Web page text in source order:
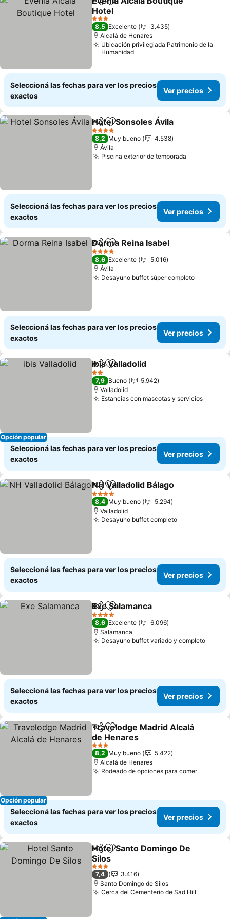
CompartirAñadir a favoritos
Hotel
Ver precios
3 Estrellas
8,5 Excelente
3.435
Alcalá de Henares
Ubicación privilegiada Patrimonio de la
Humanidad
Seleccioná las fechas para ver los precios
exactos
Ver precios
CompartirAñadir a favoritos
Hotel Sonsoles Ávila
4 Estrellas
8,2 Muy bueno
4.538
Ávila
Piscina exterior de temporada
Seleccioná las fechas para ver los precios
exactos
Ver precios
CompartirAñadir a favoritos
Dorma Reina Isabel
4 Estrellas
8,6 Excelente
5.016
Ávila
Desayuno buffet súper completoVer
Seleccioná las fechas para ver los precios
exactos
Ver precios
Opción popular
CompartirAñadir a favoritos
ibis Valladolid
2 Estrellas
7,9 Bueno
5.942
Valladolid
Estancias con mascotas y serviciosVer
Seleccioná las fechas para ver los precios
exactos
Ver precios
CompartirAñadir a favoritos
NH Valladolid Bálago
4 Estrellas
8,4 Muy bueno
5.294
Valladolid
Desayuno buffet completoVer precios
Seleccioná las fechas para ver los precios
exactos
Ver precios
CompartirAñadir a favoritos
Exe Salamanca
4 Estrellas
8,6 Excelente
6.096
Salamanca
Desayuno buffet variado y completoVer
Seleccioná las fechas para ver los precios
exactos
Ver precios
Opción popular
Compartir
Añadir a favoritos
Travelodge Madrid Alcalá
de Henares
Ver precios
3 Estrellas
8,2 Muy bueno
5.422
Alcalá de Henares
Rodeado de opciones para comerVer
Seleccioná las fechas para ver los precios
exactos
Ver precios
CompartirAñadir a favoritos
Hotel Santo Domingo De
Silos
Ver precios
3 Estrellas
7,4
3.416
Santo Domingo de Silos
Cerca del Cementerio de Sad Hill